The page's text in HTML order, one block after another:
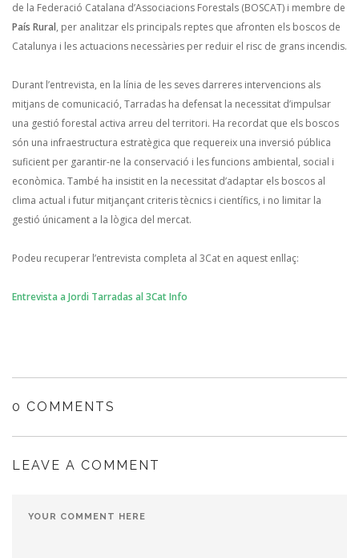
de la Federació Catalana d’Associacions Forestals (BOSCAT) i membre de
País Rural, per analitzar els principals reptes que afronten els boscos de
Catalunya i les actuacions necessàries per reduir el risc de grans incendis.
Durant l’entrevista, en la línia de les seves darreres intervencions als
mitjans de comunicació, Tarradas ha defensat la necessitat d’impulsar
una gestió forestal activa arreu del territori. Ha recordat que els boscos
són una infraestructura estratègica que requereix una inversió pública
suficient per garantir-ne la conservació i les funcions ambiental, social i
econòmica. També ha insistit en la necessitat d’adaptar els boscos al
clima actual i futur mitjançant criteris tècnics i científics, i no limitar la
gestió únicament a la lògica del mercat.
Podeu recuperar l’entrevista completa al 3Cat en aquest enllaç:
Entrevista a Jordi Tarradas al 3Cat Info
0 COMMENTS
LEAVE A COMMENT